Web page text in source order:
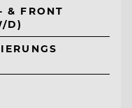
& FRONT
D)